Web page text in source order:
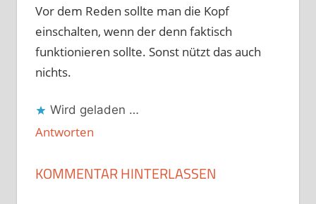
Vor dem Reden sollte man die Kopf
einschalten, wenn der denn faktisch
funktionieren sollte. Sonst nützt das auch
nichts.
Wird geladen …
Antworten
KOMMENTAR HINTERLASSEN